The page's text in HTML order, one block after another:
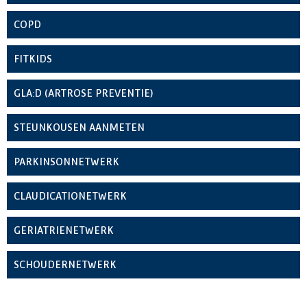
COPD
FITKIDS
GLA:D (ARTROSE PREVENTIE)
STEUNKOUSEN AANMETEN
PARKINSONNETWERK
CLAUDICATIONETWERK
GERIATRIENETWERK
SCHOUDERNETWERK